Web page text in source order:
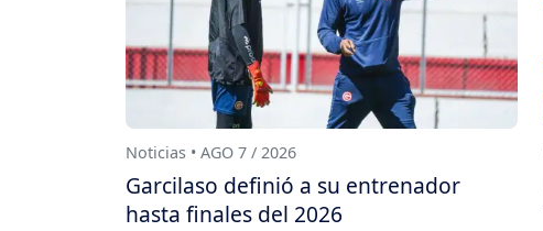
Noticias • AGO 7 / 2026
Garcilaso definió a su entrenador
hasta finales del 2026